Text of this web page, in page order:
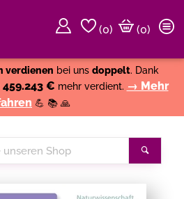
(0)
(0)
verdienen bei uns doppelt. Dank
459.243 € mehr verdient. → Mehr
💪 📚 🙏